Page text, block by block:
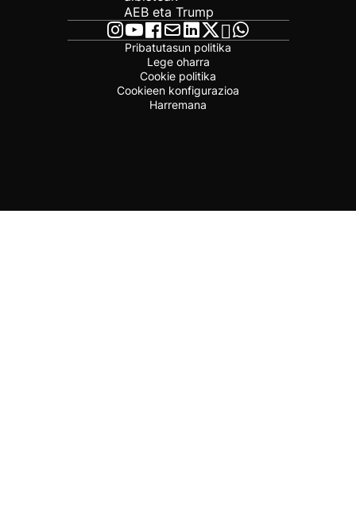
AEB eta Trump
Pribatutasun politika
Lege oharra
Cookie politika
Cookieen konfigurazioa
Harremana